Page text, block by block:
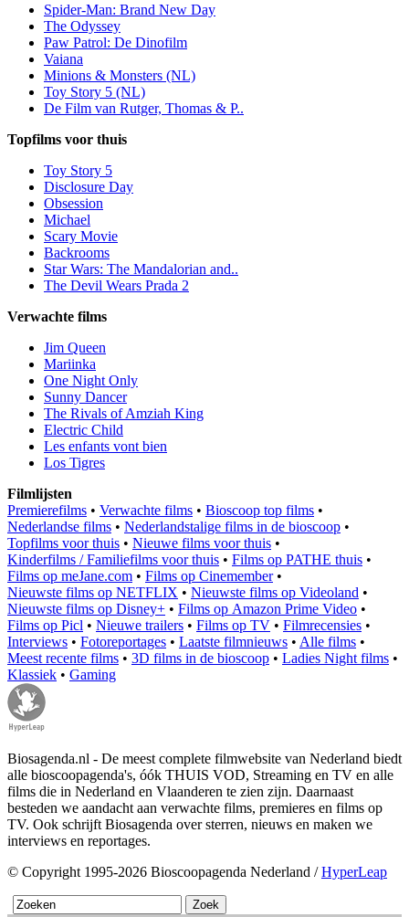
Spider-Man: Brand New Day
The Odyssey
Paw Patrol: De Dinofilm
Vaiana
Minions & Monsters (NL)
Toy Story 5 (NL)
De Film van Rutger, Thomas & P..
Topfilms voor thuis
Toy Story 5
Disclosure Day
Obsession
Michael
Scary Movie
Backrooms
Star Wars: The Mandalorian and..
The Devil Wears Prada 2
Verwachte films
Jim Queen
Mariinka
One Night Only
Sunny Dancer
The Rivals of Amziah King
Electric Child
Les enfants vont bien
Los Tigres
Filmlijsten
Premierefilms • Verwachte films • Bioscoop top films •
Nederlandse films • Nederlandstalige films in de bioscoop •
Topfilms voor thuis • Nieuwe films voor thuis •
Kinderfilms / Familiefilms voor thuis • Films op PATHE thuis •
Films op meJane.com • Films op Cinemember•
Nieuwste films op NETFLIX • Nieuwste films op Videoland •
Nieuwste films op Disney+ • Films op Amazon Prime Video •
Films op Picl • Nieuwe trailers • Films op TV • Filmrecensies •
Interviews • Fotoreportages • Laatste filmnieuws • Alle films •
Meest recente films • 3D films in de bioscoop • Ladies Night films •
Klassiek • Gaming
Biosagenda.nl - De meest complete filmwebsite van Nederland biedt
alle bioscoopagenda's, óók THUIS VOD, Streaming en TV en alle
films die in Nederland en Vlaanderen te zien zijn. Daarnaast
besteden we aandacht aan verwachte films, premieres en films op
TV. Ook schrijft Biosagenda over sterren, nieuws en maken we
interviews en reportages.
© Copyright 1995-2026 Bioscoopagenda Nederland /HyperLeap